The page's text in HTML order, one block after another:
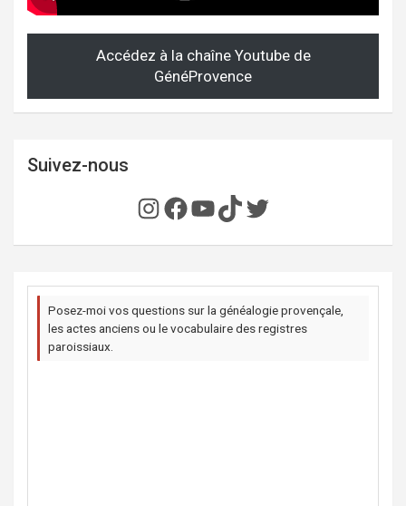
Accédez à la chaîne Youtube de
GénéProvence
Suivez-nous
Instagram
Facebook
YouTube
TikTok
Twitter
Posez-moi vos questions sur la généalogie provençale,
les actes anciens ou le vocabulaire des registres
paroissiaux.